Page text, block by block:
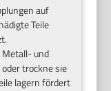
auf
Teile
Metall- und
trockne sie
lagern fördert